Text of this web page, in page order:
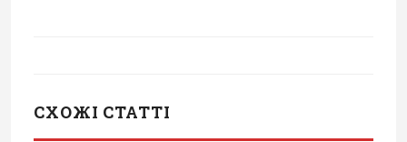
СХОЖІ СТАТТІ